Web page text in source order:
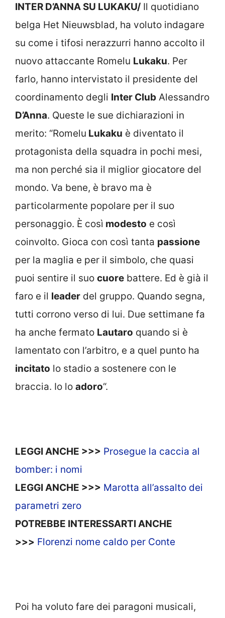
INTER D’ANNA SU LUKAKU/ Il quotidiano
belga Het Nieuwsblad, ha voluto indagare
su come i tifosi nerazzurri hanno accolto il
nuovo attaccante Romelu Lukaku. Per
farlo, hanno intervistato il presidente del
coordinamento degli Inter Club Alessandro
D’Anna. Queste le sue dichiarazioni in
merito: “Romelu Lukaku è diventato il
protagonista della squadra in pochi mesi,
ma non perché sia il miglior giocatore del
mondo. Va bene, è bravo ma è
particolarmente popolare per il suo
personaggio. È così modesto e così
coinvolto. Gioca con così tanta passione
per la maglia e per il simbolo, che quasi
puoi sentire il suo cuore battere. Ed è già il
faro e il leader del gruppo. Quando segna,
tutti corrono verso di lui. Due settimane fa
ha anche fermato Lautaro quando si è
lamentato con l’arbitro, e a quel punto ha
incitato lo stadio a sostenere con le
braccia. Io lo adoro“.
LEGGI ANCHE >>> Prosegue la caccia al
bomber: i nomi
LEGGI ANCHE >>> Marotta all’assalto dei
parametri zero
POTREBBE INTERESSARTI ANCHE
>>> Florenzi nome caldo per Conte
Poi ha voluto fare dei paragoni musicali,